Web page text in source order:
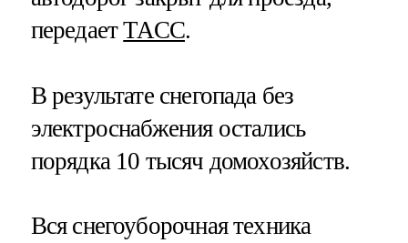
передаетТАСС.
В результате снегопада без
электроснабжения остались
порядка 10 тысяч домохозяйств.
Вся снегоуборочная техника